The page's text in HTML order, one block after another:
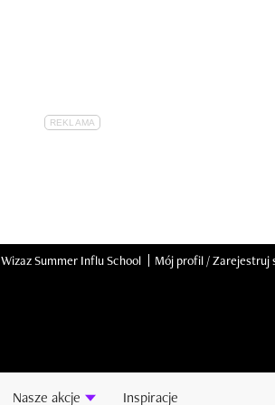
Wizaz Summer Influ School Mój profil / Zarejestruj
Nasze akcje Inspiracje